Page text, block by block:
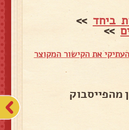
ביחד >>
>>
את הקישור המקוצר
מהפייסבוק